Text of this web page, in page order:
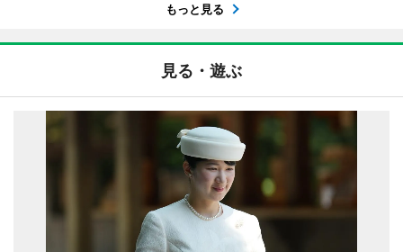
もっと見る
見る・遊ぶ